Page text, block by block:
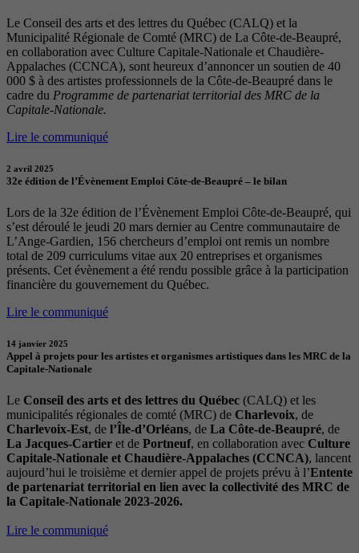
Le Conseil des arts et des lettres du Québec (CALQ) et la
Municipalité Régionale de Comté (MRC) de La Côte-de-Beaupré,
en collaboration avec Culture Capitale-Nationale et Chaudière-
Appalaches (CCNCA), sont heureux d’annoncer un soutien de 40
000 $ à des artistes professionnels de la Côte-de-Beaupré dans le
cadre du Programme de partenariat territorial des MRC de la
Capitale-Nationale.
Lire le communiqué
2 avril 2025
32e édition de l’Évènement Emploi Côte-de-Beaupré – le bilan
Lors de la 32e édition de l’Évènement Emploi Côte-de-Beaupré, qui
s’est déroulé le jeudi 20 mars dernier au Centre communautaire de
L’Ange-Gardien, 156 chercheurs d’emploi ont remis un nombre
total de 209 curriculums vitae aux 20 entreprises et organismes
présents. Cet évènement a été rendu possible grâce à la participation
financière du gouvernement du Québec.
Lire le communiqué
14 janvier 2025
Appel à projets pour les artistes et organismes artistiques dans les MRC de la
Capitale-Nationale
Le Conseil des arts et des lettres du Québec (CALQ) et les
municipalités régionales de comté (MRC) de Charlevoix, de
Charlevoix-Est, de l’Île-d’Orléans, de La Côte-de-Beaupré, de
La Jacques-Cartier et de Portneuf, en collaboration avec Culture
Capitale-Nationale et Chaudière-Appalaches (CCNCA), lancent
aujourd’hui le troisième et dernier appel de projets prévu à l’Entente
de partenariat territorial en lien avec la collectivité des MRC de
la Capitale-Nationale 2023-2026.
Lire le communiqué